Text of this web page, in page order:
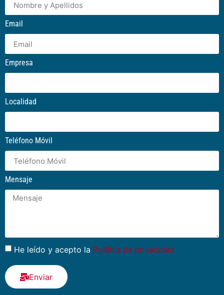
Nombre y Apellidos
Email
Teléfono Móvil
Mensaje
He leído y acepto la